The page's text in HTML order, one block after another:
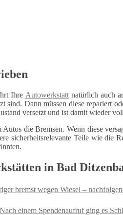
Ihre Autowerkstattnatürlich auch
sind. Dann müssen diese repariert
versetzt und ist damit wieder
Autos die Bremsen. Wenn diese
sicherheitsrelevante Teile wie die
in Bad
bremst wegen Wiesel –
einem Spendenaufruf ging es